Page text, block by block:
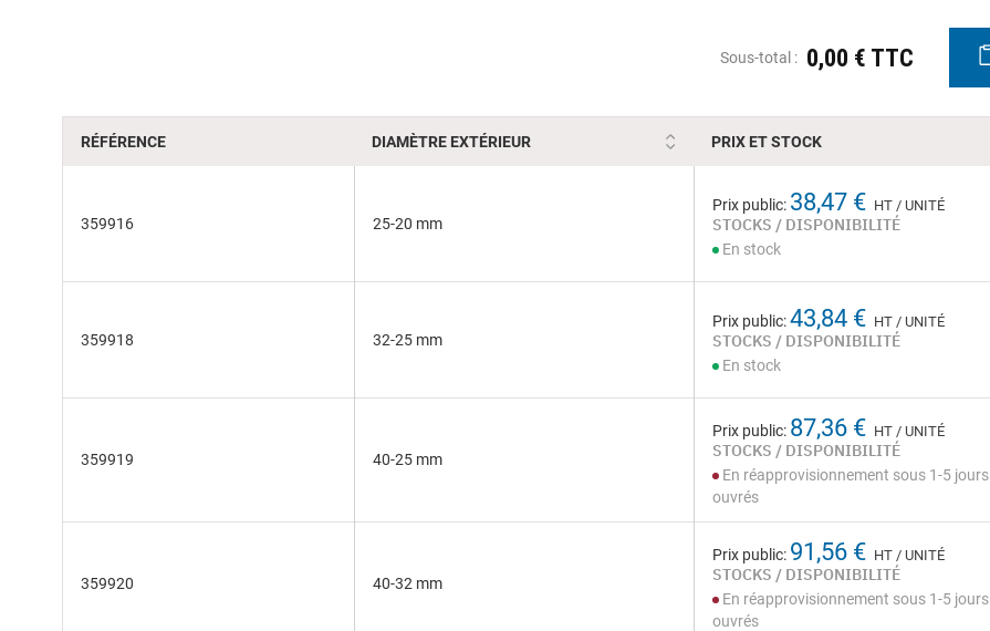
Sous-total : 0,00 € TTC
RÉFÉRENCE DIAMÈTRE EXTÉRIEUR PRIX ET STOCK
359916 25-20 mm
Prix public: 38,47 € HT / UNITÉ
STOCKS / DISPONIBILITÉ
En stock
359918 32-25 mm
Prix public:43,84 € HT / UNITÉ
STOCKS / DISPONIBILITÉ
En stock
359919 40-25 mm
Prix public: 87,36 € HT / UNITÉ
STOCKS / DISPONIBILITÉ
En réapprovisionnement sous 1-5 jours
ouvrés
359920 40-32 mm
Prix public: 91,56 € HT / UNITÉ
STOCKS / DISPONIBILITÉ
En réapprovisionnement sous 1-5 jours
ouvrés